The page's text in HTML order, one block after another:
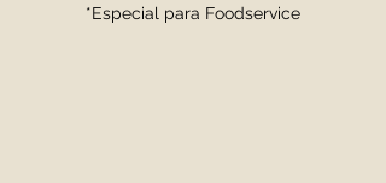
*Especial para Foodservice